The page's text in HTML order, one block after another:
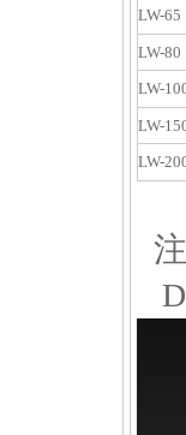
LW-65
LW-80
LW-
LW-
LW-